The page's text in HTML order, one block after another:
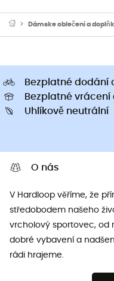
Dámske oblečeni a
Bezplatné dodání
Bezplatné vrácení
Uhlíkově neutrální
O nás
V Hardloop věříme, že
středobodem našeho
vrcholový sportovec, od
dobré vybavení a
rádi hrajeme.